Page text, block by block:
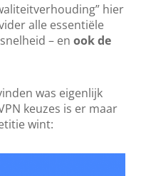
hier
alle essentiële
– enook de
was eigenlijk
keuzes is er maar
wint: